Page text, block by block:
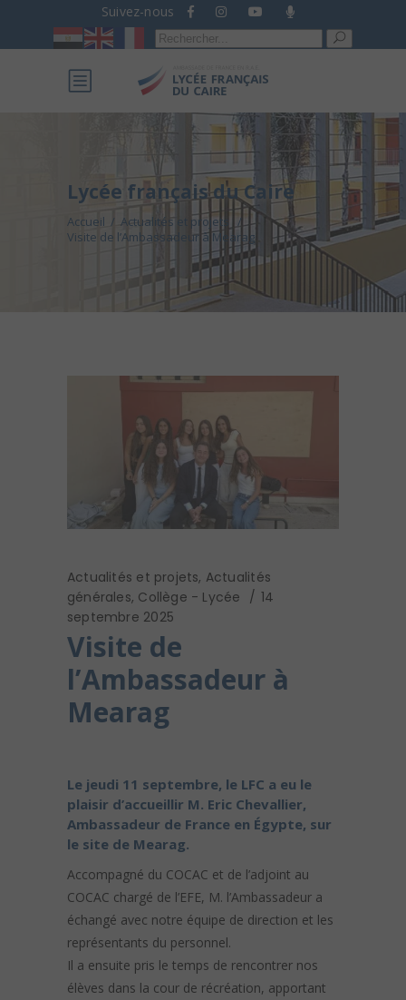
Suivez-nous
Recherche
pour :
Lycée français du Caire
Accueil / Actualités et projets
/
Visite de l’Ambassadeur à Mearag
Actualités et projets, Actualités
générales, Collège - Lycée
14
septembre 2025
Visite de
l’Ambassadeur à
Mearag
Le jeudi 11 septembre, le LFC a eu le
plaisir d’accueillir M. Eric Chevallier,
Ambassadeur de France en Égypte, sur
le site de Mearag.
Accompagné du COCAC et de l’adjoint au
COCAC chargé de l’EFE, M. l’Ambassadeur a
échangé avec notre équipe de direction et les
représentants du personnel.
Il a ensuite pris le temps de rencontrer nos
élèves dans la cour de récréation, apportant